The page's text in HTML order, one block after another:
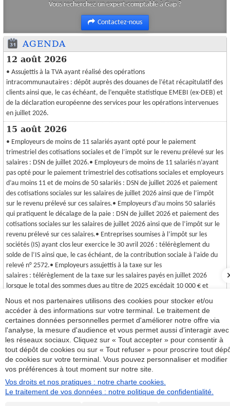
Vous recherchez un expert-comptable à Gap ?
Contactez-nous
AGENDA
12 août 2026
• Assujettis à la TVA ayant réalisé des opérations
intracommunautaires : dépôt auprès des douanes de l’état récapitulatif des
clients ainsi que, le cas échéant, de l’enquête statistique EMEBI (ex-DEB) et
de la déclaration européenne des services pour les opérations intervenues
en juillet 2026.
15 août 2026
• Employeurs de moins de 11 salariés ayant opté pour le paiement
trimestriel des cotisations sociales et de l’impôt sur le revenu prélevé sur les
salaires : DSN de juillet 2026.• Employeurs de moins de 11 salariés n’ayant
pas opté pour le paiement trimestriel des cotisations sociales et employeurs
d’au moins 11 et de moins de 50 salariés : DSN de juillet 2026 et paiement
des cotisations sociales sur les salaires de juillet 2026 ainsi que de l’impôt
sur le revenu prélevé sur ces salaires.• Employeurs d’au moins 50 salariés
qui pratiquent le décalage de la paie : DSN de juillet 2026 et paiement des
cotisations sociales sur les salaires de juillet 2026 ainsi que de l’impôt sur le
revenu prélevé sur ces salaires.• Entreprises soumises à l’impôt sur les
sociétés (IS) ayant clos leur exercice le 30 avril 2026 : télérèglement du
solde de l’IS ainsi que, le cas échéant, de la contribution sociale à l’aide du
relevé n° 2572.• Employeurs assujettis à la taxe sur les
salaires : télérèglement de la taxe sur les salaires payés en juillet 2026
lorsque le total des sommes dues au titre de 2025 excédait 10 000 € et
31 août 2026
• Entreprises soumises à l’impôt sur les sociétés ayant clos leur exercice le
31 mai 2026 : télétransmission de la déclaration annuelle des résultats et
des annexes (tolérance jusqu’au 15 septembre).
ÉCHÉANCES DU MOIS
CALENDRIER DES VACANCES SCOLAIRES
ALPES 2 R AUDIT EXPERTISE 44 rue des Boutons
Nous et nos partenaires utilisons des cookies pour stocker et/ou
accéder à des informations sur votre terminal. Le traitement de
certaines données personnelles permet d'améliorer notre offre via
l'analyse, la mesure d'audience et vous permet aussi d’interagir avec
les réseaux sociaux. Cliquez sur « Tout accepter » pour consentir à
tout dépôt de cookies ou sur « Tout refuser » pour proscrire tout
de cookies sur votre terminal. Vous pouvez personnaliser et modifier
vos préférences à tout moment sur notre site.
Vos droits et nos pratiques : notre charte cookies.
Le traitement de vos données : notre politique de confidentialité.